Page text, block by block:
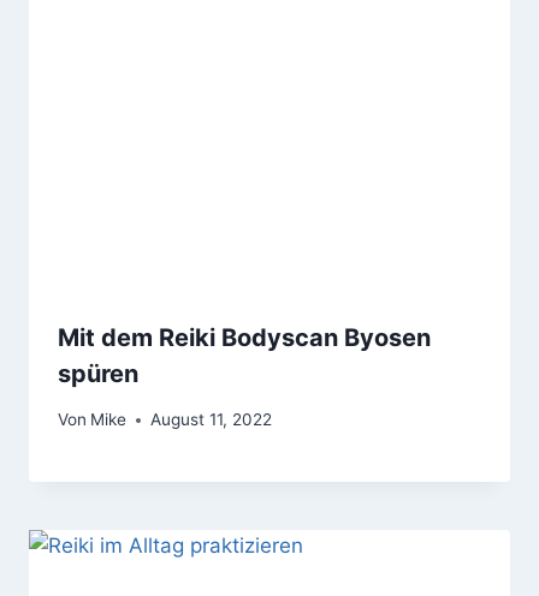
Mit dem Reiki Bodyscan Byosen
spüren
Von Mike August 11, 2022